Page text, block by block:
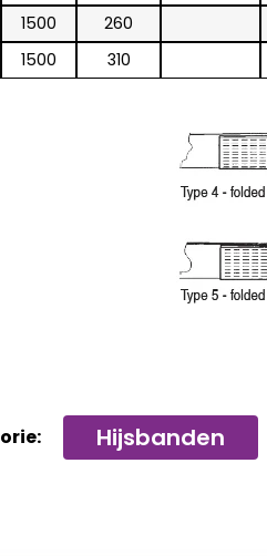
1500 260
1500 310
Hijsbanden